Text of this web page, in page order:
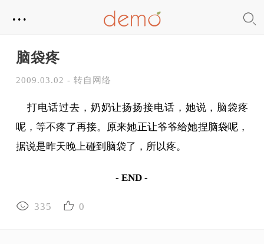
...
脑袋疼
2009.03.02 - 转自网络
打电话过去，奶奶让扬扬接电话，她说，脑袋疼
呢，等不疼了再接。原来她正让爷爷给她捏脑袋呢，
据说是昨天晚上碰到脑袋了，所以疼。
- END -
335 0